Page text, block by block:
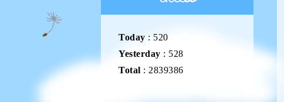
Today : 520
Yesterday : 528
Total : 2839386